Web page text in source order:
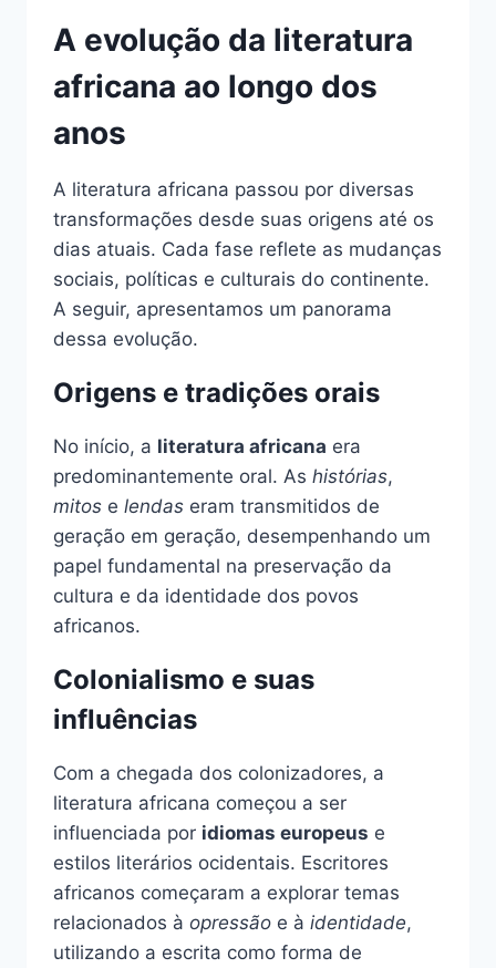
A evolução da literatura
africana ao longo dos
anos
A literatura africana passou por diversas
transformações desde suas origens até os
dias atuais. Cada fase reflete as mudanças
sociais, políticas e culturais do continente.
A seguir, apresentamos um panorama
dessa evolução.
Origens e tradições orais
No início, a literatura africana era
predominantemente oral. As histórias,
mitos e lendas eram transmitidos de
geração em geração, desempenhando um
papel fundamental na preservação da
cultura e da identidade dos povos
africanos.
Colonialismo e suas
influências
Com a chegada dos colonizadores, a
literatura africana começou a ser
influenciada por idiomas europeus e
estilos literários ocidentais. Escritores
africanos começaram a explorar temas
relacionados à opressão e à identidade,
utilizando a escrita como forma de